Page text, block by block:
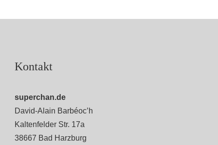
Kontakt
superchan.de
David-Alain Barbéoc’h
Kaltenfelder Str. 17a
38667 Bad Harzburg